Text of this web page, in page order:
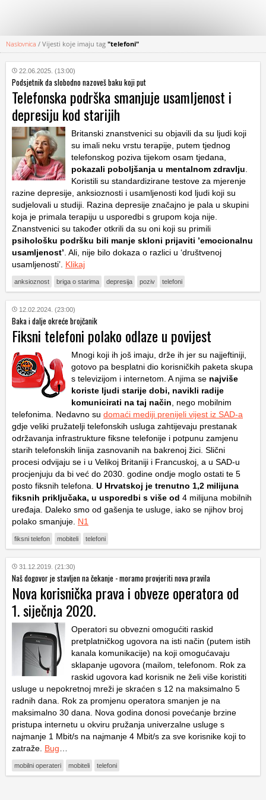
KATEGORIJE
HRVATSKI
WEB
Naslovnica / Vijesti koje imaju tag "telefoni"
22.06.2025. (13:00)
Podsjetnik da slobodno nazoveš baku koji put
Telefonska podrška smanjuje usamljenost i
depresiju kod starijih
Britanski znanstvenici su objavili da su ljudi koji
su imali neku vrstu terapije, putem tjednog
telefonskog poziva tijekom osam tjedana,
pokazali poboljšanja u mentalnom zdravlju
Koristili su standardizirane testove za mjerenje
razine depresije, anksioznosti i usamljenosti kod ljudi koji su
sudjelovali u studiji. Razina depresije značajno je pala u skupini
koja je primala terapiju u usporedbi s grupom koja nije.
Znanstvenici su također otkrili da su oni koji su primili
psihološku podršku bili manje skloni prijaviti ’emocionalnu
usamljenost’ . Ali, nije bilo dokaza o razlici u ‘društvenoj
usamljenosti’. Klikaj
anksioznost briga o starima depresija poziv telefoni
12.02.2024. (23:00)
Baka i dalje okreće brojčanik
Fiksni telefoni polako odlaze u povijest
Mnogi koji ih još imaju, drže ih jer su najjeftiniji,
gotovo pa besplatni dio korisničkih paketa skupa
s televizijom i internetom. A njima se najviše
koriste ljudi starije dobi, navikli radije
komunicirati na taj način , nego mobilnim
telefonima. Nedavno su domaći mediji prenijeli vijest iz SAD-a
gdje veliki pružatelji telefonskih usluga zahtijevaju prestanak
održavanja infrastrukture fiksne telefonije i potpunu zamjenu
starih telefonskih linija zasnovanih na bakrenoj žici. Slični
procesi odvijaju se i u Velikoj Britaniji i Francuskoj, a u SAD-u
procjenjuju da bi već do 2030. godine ondje moglo ostati te 5
posto fiksnih telefona. U Hrvatskoj je trenutno 1,2 milijuna
fiksnih priključaka, u usporedbi s više od 4 milijuna mobilnih
uređaja. Daleko smo od gašenja te usluge, iako se njihov broj
polako smanjuje. N1
fiksni telefon mobiteli telefoni
31.12.2019. (21:30)
Naš dogovor je stavljen na čekanje - moramo provjeriti nova pravila
Nova korisnička prava i obveze operatora od
1. siječnja 2020.
Operatori su obvezni omogućiti raskid
pretplatničkog ugovora na isti način (putem istih
kanala komunikacije) na koji omogućavaju
sklapanje ugovora (mailom, telefonom. Rok za
raskid ugovora kad korisnik ne želi više koristiti
usluge u nepokretnoj mreži je skraćen s 12 na maksimalno 5
radnih dana. Rok za promjenu operatora smanjen je na
maksimalno 30 dana. Nova godina donosi povećanje brzine
pristupa internetu u okviru pružanja univerzalne usluge s
najmanje 1 Mbit/s na najmanje 4 Mbit/s za sve korisnike koji to
zatraže. Bug
mobilni operateri mobiteli telefoni